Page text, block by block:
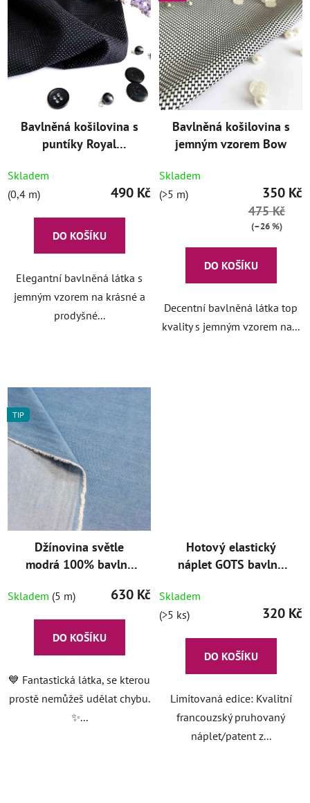
Bavlněná košilovina s
puntíky Royal
Skladem
(0,4 m)
490 Kč
DO KOŠÍKU
Elegantní bavlněná látka s
jemným vzorem na krásné a
prodyšné...
Bavlněná košilovina s
jemným vzorem Bow
Skladem
(>5 m)
350 Kč
475 Kč
(–26 %)
DO KOŠÍKU
Decentní bavlněná látka top
kvality s jemným vzorem na...
TIP
Džínovina světle
modrá 100% bavlna
Skladem (5 m) 630 Kč
DO KOŠÍKU
💙 Fantastická látka, se kterou
prostě nemůžeš udělat chybu.
✨...
Hotový elastický
náplet GOTS bavlna
Skladem
(>5 ks)
320 Kč
DO KOŠÍKU
Limitovaná edice: Kvalitní
francouzský pruhovaný
náplet/patent z...